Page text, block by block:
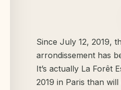
Since July 12, 2019,
arrondissement has
It’s actually La Forêt
2019 in Paris than